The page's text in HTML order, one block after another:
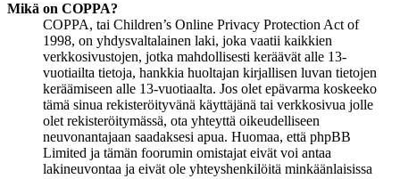
Mikä on COPPA?
COPPA, tai Children’s Online Privacy Protection Act of
1998, on yhdysvaltalainen laki, joka vaatii kaikkien
verkkosivustojen, jotka mahdollisesti keräävät alle 13-
vuotiailta tietoja, hankkia huoltajan kirjallisen luvan tietojen
keräämiseen alle 13-vuotiaalta. Jos olet epävarma koskeeko
tämä sinua rekisteröityvänä käyttäjänä tai verkkosivua jolle
olet rekisteröitymässä, ota yhteyttä oikeudelliseen
neuvonantajaan saadaksesi apua. Huomaa, että phpBB
Limited ja tämän foorumin omistajat eivät voi antaa
lakineuvontaa ja eivät ole yhteyshenkilöitä minkäänlaisissa